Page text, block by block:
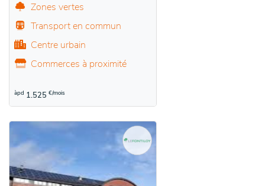
Zones vertes
Transport en commun
Centre urbain
Commerces à proximité
àpd 1.525 €/mois